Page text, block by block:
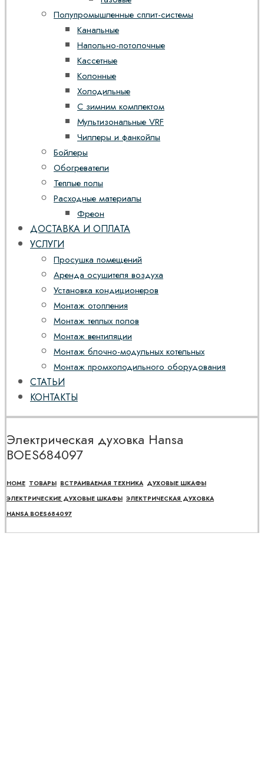
Полупромышленные сплит-системы
Канальные
Напольно-потолочные
Кассетные
Колонные
Холодильные
С зимним комплектом
Мультизональные VRF
Чиллеры и фанкойлы
Бойлеры
Обогреватели
Теплые полы
Расходные материалы
Фреон
ДОСТАВКА И ОПЛАТА
УСЛУГИ
Просушка помещений
Аренда осушителя воздуха
Установка кондиционеров
Монтаж отопления
Монтаж теплых полов
Монтаж вентиляции
Монтаж блочно-модульных котельных
Монтаж промхолодильного оборудования
СТАТЬИ
КОНТАКТЫ
Электрическая духовка Hansa
BOES684097
HOME ТОВАРЫ ВСТРАИВАЕМАЯ ТЕХНИКА ДУХОВЫЕ ШКАФЫ
ЭЛЕКТРИЧЕСКИЕ ДУХОВЫЕ ШКАФЫ ЭЛЕКТРИЧЕСКАЯ ДУХОВКА
HANSA BOES684097